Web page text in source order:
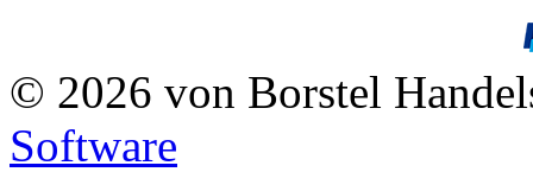
© 2026 von Borstel
Software